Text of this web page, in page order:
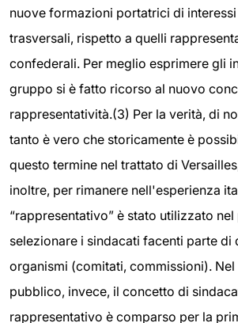
nuove formazioni portatrici di
trasversali, rispetto a quelli
confederali. Per meglio esprimere gli
gruppo si è fatto ricorso al nuovo
rappresentatività.(3) Per la verità, di
tanto è vero che storicamente è
questo termine nel trattato di
inoltre, per rimanere nell'esperienza
“rappresentativo” è stato utilizzato
selezionare i sindacati facenti parte di
organismi (comitati, commissioni).
pubblico, invece, il concetto di
rappresentativo è comparso per la